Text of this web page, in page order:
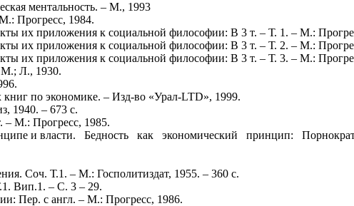
ментальность. – М., 1993
Прогресс, 1984.
их приложения к социальной философии: В 3 т. – Т. 1. – М.:
их приложения к социальной философии: В 3 т. – Т. 2. – М.:
их приложения к социальной философии: В 3 т. – Т. 3. – М.:
М.; Л., 1930.
по экономике. – Изд-во «Урал-LTD», 1999.
1940. – 673 с.
– М.: Прогресс, 1985.
и власти. Бедность как экономический принцип:
Соч. Т.1. – М.: Госполитиздат, 1955. – 360 с.
Вип.1. – C. 3 – 29.
Пер. с англ. – М.: Прогресс, 1986.